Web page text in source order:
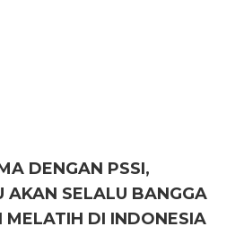
DENGAN PSSI,
AKAN SELALU BANGGA
MELATIH DI INDONESIA